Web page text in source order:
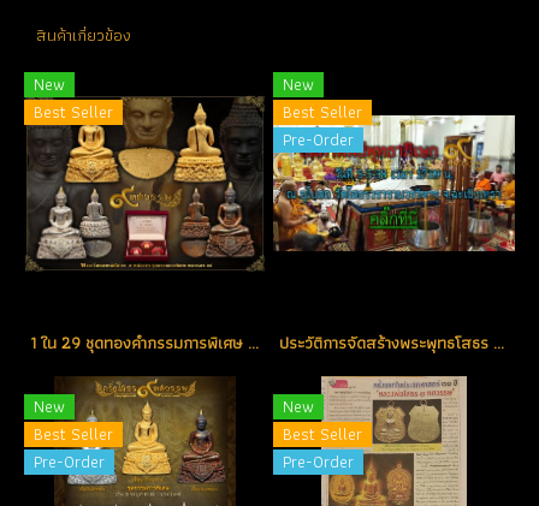
สินค้าเกี่ยวข้อง
New
Best Seller
1 ใน 29 ชุดทองคำกรรมการพิเศษ ตอกโค้ด "ศ" (เศรษฐี) หมายเลข 14 สร้างน้อย ตอกโค้ดหายากที่สุดในรุ่น (โทรถาม)
New
Best Seller
Pre-Order
ประวัติการจัดสร้างพระพุทธโสธร รุ่น ๙ ทศวรรษ สุดยอดพุทธศิลป์ในรอบ 90 ปี
New
Best Seller
Pre-Order
New
Best Seller
Pre-Order